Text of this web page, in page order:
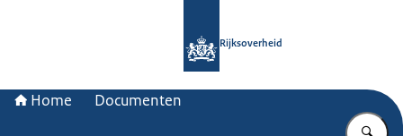
Rijksoverheid
Home Documenten